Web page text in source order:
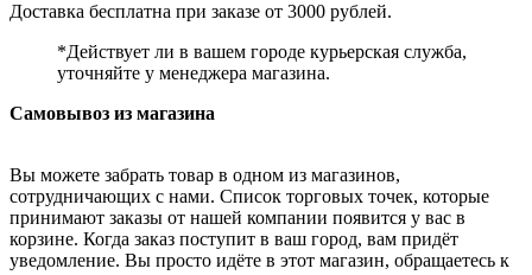
Доставка бесплатна при заказе от 3000 рублей.
*Действует ли в вашем городе курьерская служба,
уточняйте у менеджера магазина.
Самовывоз из магазина
Вы можете забрать товар в одном из магазинов,
сотрудничающих с нами. Список торговых точек, которые
принимают заказы от нашей компании появится у вас в
корзине. Когда заказ поступит в ваш город, вам придёт
уведомление. Вы просто идёте в этот магазин, обращаетесь к